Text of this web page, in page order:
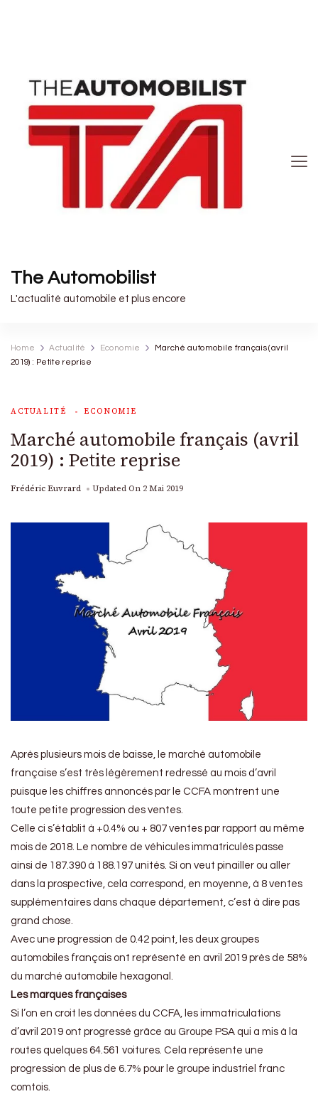
The Automobilist
L'actualité automobile et plus encore
Home Actualité Economie
Marché automobile français (avril
2019) : Petite reprise
ACTUALITÉ ECONOMIE
Marché automobile français (avril
2019) : Petite reprise
Frédéric Euvrard Updated On 2 Mai 2019
Après plusieurs mois de baisse, le marché automobile
française s’est très légèrement redressé au mois d’avril
puisque les chiffres annoncés par le CCFA montrent une
toute petite progression des ventes.
Celle ci s’établit à +0.4% ou + 807 ventes par rapport au même
mois de 2018. Le nombre de véhicules immatriculés passe
ainsi de 187.390 à 188.197 unités. Si on veut pinailler ou aller
dans la prospective, cela correspond, en moyenne, à 8 ventes
supplémentaires dans chaque département, c’est à dire pas
grand chose.
Avec une progression de 0.42 point, les deux groupes
automobiles français ont représenté en avril 2019 près de 58%
du marché automobile hexagonal.
Les marques françaises
Si l’on en croit les données du CCFA, les immatriculations
d’avril 2019 ont progressé grâce au Groupe PSA qui a mis à la
routes quelques 64.561 voitures. Cela représente une
progression de plus de 6.7% pour le groupe industriel franc
comtois.